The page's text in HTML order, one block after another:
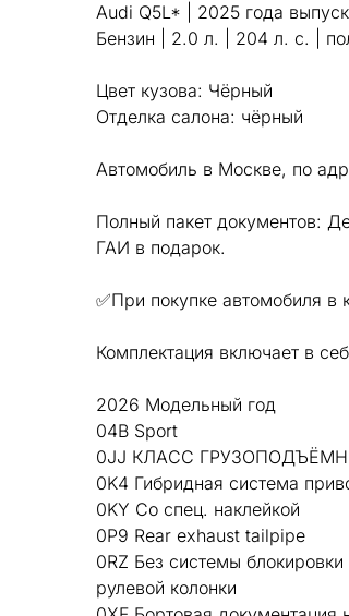
Audi Q5L* | 2025 года
Бензин | 2.0 л. | 204 л. с. |
Цвет кузова: Чёрный
Отделка салона: чёрный
Автомобиль в Москве, по
Полный пакет документов:
ГАИ в подарок.
✅При покупке автомобиля в
Комплектация включает в
2026 Модельный год
04B Sport
0JJ КЛАСС
0K4 Гибридная система
0KY Со спец. наклейкой
0P9 Rear exhaust tailpipe
0RZ Без системы
рулевой колонки